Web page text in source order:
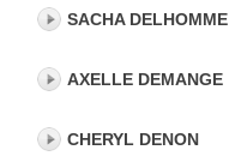
SACHA DELHOMME
AXELLE DEMANGE
CHERYL DENON